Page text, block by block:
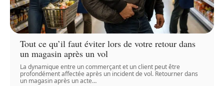
Tout ce qu’il faut éviter lors de votre retour dans
un magasin après un vol
La dynamique entre un commerçant et un client peut être
profondément affectée après un incident de vol. Retourner dans
un magasin après un acte…